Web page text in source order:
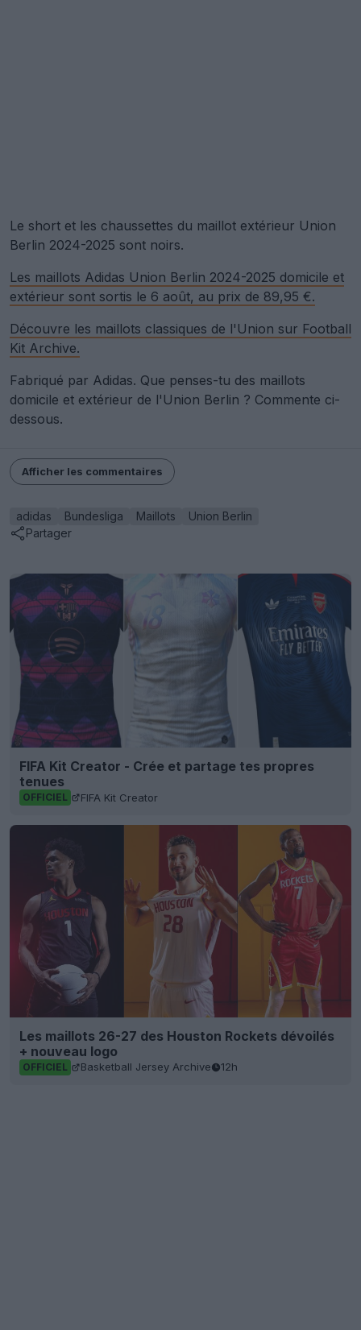
Le short et les chaussettes du maillot extérieur Union
Berlin 2024-2025 sont noirs.
Les maillots Adidas Union Berlin 2024-2025 domicile et
extérieur sont sortis le 6 août, au prix de 89,95 €.
Découvre les maillots classiques de l'Union sur Football
Kit Archive.
Fabriqué par Adidas. Que penses-tu des maillots
domicile et extérieur de l'Union Berlin ? Commente ci-
dessous.
Afficher les commentaires
adidas Bundesliga Maillots
Union Berlin
Partager
FIFA Kit Creator - Crée et partage tes propres
tenues
OFFICIEL FIFA Kit Creator
Les maillots 26-27 des Houston Rockets dévoilés
+ nouveau logo
OFFICIEL Basketball Jersey Archive 12h